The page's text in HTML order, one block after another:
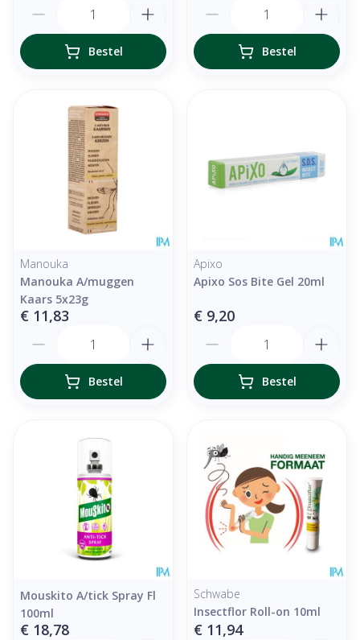
Bestel Bestel
Manouka
Manouka A/muggen
Kaars 5x23g
€ 11,83
Bestel
Apixo
Apixo Sos Bite Gel 20ml
€ 9,20
Bestel
Mouskito A/tick Spray Fl
100ml
€ 18,78
Schwabe
Insectflor Roll-on 10ml
€ 11,94